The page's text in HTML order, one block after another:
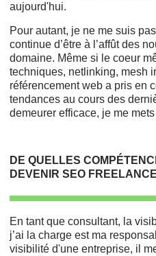
aujourd'hui.
Pour autant, je ne me suis
continue d’être à l’affût des
domaine. Même si le coeur
techniques, netlinking, mesh
référencement web a pris en
tendances au cours des
demeurer efficace, je me
DE QUELLES
DEVENIR SEO
En tant que consultant, la
j’ai la charge est ma
visibilité d'une entreprise, il